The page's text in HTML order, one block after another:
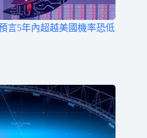
言5年內超越美國機率恐低